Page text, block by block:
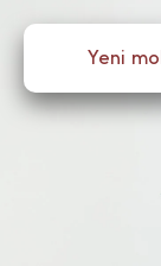
Menü
Yeni